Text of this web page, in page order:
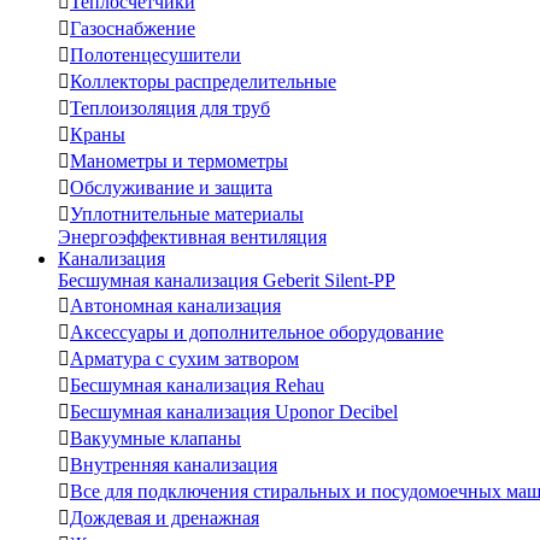
Газоснабжение
Полотенцесушители
Коллекторы распределительные
Теплоизоляция для труб
Краны
Манометры и термометры
Обслуживание и защита
Уплотнительные материалы
Энергоэффективная вентиляция
Канализация
Бесшумная канализация Geberit Silent-PP
Автономная канализация
Аксессуары и дополнительное оборудование
Арматура с сухим затвором
Бесшумная канализация Rehau
Бесшумная канализация Uponor Decibel
Вакуумные клапаны
Внутренняя канализация
Все для подключения стиральных и посудомоечных
Дождевая и дренажная